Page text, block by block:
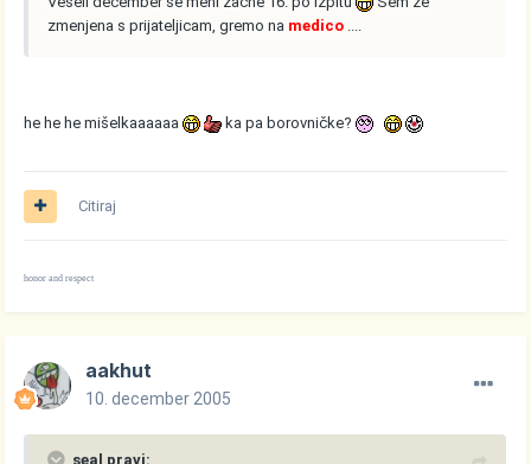
zmenjena s prijateljicam, gremo na medico ....
he he he mišelkaaaaaa ka pa borovničke?
Citiraj
honor and respect
aakhut
10. december 2005
seal pravi: